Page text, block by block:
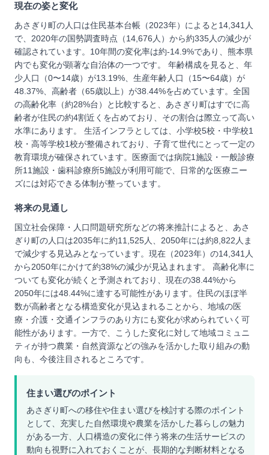
現在の姿と変化
あさぎり町の人口は住民基本台帳（2023年）によると14,341人
で、2020年の国勢調査時点（14,676人）から約335人の減少が
確認されています。10年間の変化率は約-14.9%であり、熊本県
内でも変化が顕著な自治体の一つです。 年齢構成を見ると、年
少人口（0〜14歳）が13.19%、生産年齢人口（15〜64歳）が
48.37%、高齢者（65歳以上）が38.44%を占めています。全国
の高齢化率（約28%台）と比較すると、あさぎり町はすでに高
齢者が住民の約4割近くを占めており、その割合は際立って高い
水準にあります。 生活インフラとしては、小学校5校・中学校1
校・高等学校1校が整備されており、子育て世代にとって一定の
教育環境が確保されています。医療面では病院1施設・一般診療
所11施設・歯科診療所5施設が利用可能で、日常的な医療ニー
ズには対応できる体制が整っています。
将来の見通し
国立社会保障・人口問題研究所などの将来推計によると、あさ
ぎり町の人口は2035年に約11,525人、2050年には約8,822人ま
で減少する見込みとなっています。現在（2023年）の14,341人
から2050年にかけて約38%の減少が見込まれます。 高齢化率に
ついても変化が続くと予測されており、現在の38.44%から
2050年には48.44%に達する可能性があります。住民のほぼ半
数が高齢者となる構造変化が見込まれることから、地域の医
療・介護・交通インフラのあり方にも変化が求められていく可
能性があります。一方で、こうした変化に対して地域コミュニ
ティが持つ農業・自然資源などの強みを活かした取り組みの動
向も、今後注目されるところです。
住まい選びのポイント
あさぎり町への移住や住まい選びを検討する際のポイント
として、充実した自然環境や農業を活かした暮らしの魅力
がある一方、人口構造の変化に伴う将来の生活サービスの
動向も視野に入れておくことが、長期的な判断材料となる